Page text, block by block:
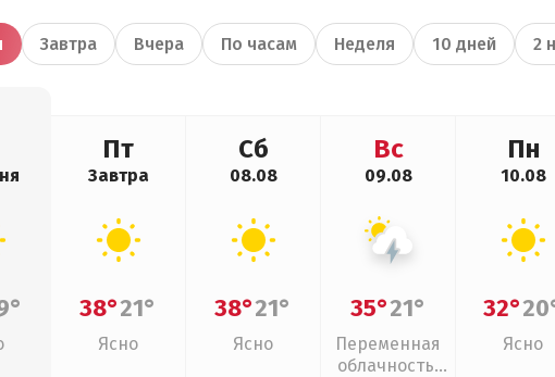
Завтра Вчера По часам Неделя 10 дней 2
Пт
Завтра
38°21°
Ясно
Сб
08.08
38°21°
Ясно
Вс
09.08
35°21°
Переменная
облачность,
Пн
10.08
32°
Ясно